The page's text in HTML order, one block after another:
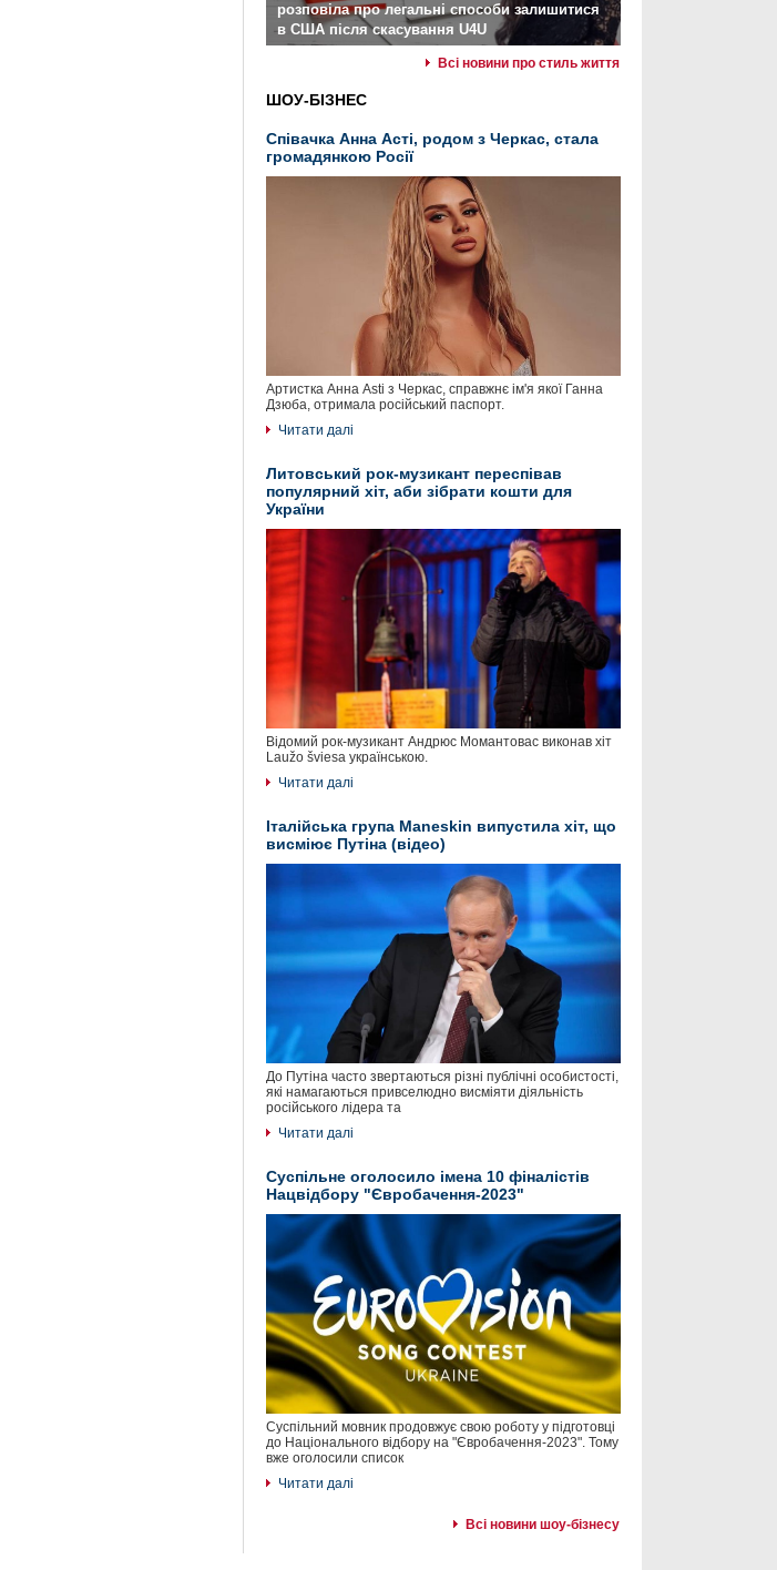
розповіла про легальні способи залишитися
в США після скасування U4U
Всі новини про стиль життя
ШОУ-БІЗНЕС
Співачка Анна Асті, родом з Черкас, стала
громадянкою Росії
Артистка Анна Asti з Черкас, справжнє ім'я якої Ганна
Дзюба, отримала російський паспорт.
Читати далі
Литовський рок-музикант переспівав
популярний хіт, аби зібрати кошти для
України
Відомий рок-музикант Андрюс Момантовас виконав хіт
Laužo šviesa українською.
Читати далі
Італійська група Maneskin випустила хіт, що
висміює Путіна (відео)
До Путіна часто звертаються різні публічні особистості,
які намагаються привселюдно висміяти діяльність
російського лідера та
Читати далі
Суспільне оголосило імена 10 фіналістів
Нацвідбору "Євробачення-2023"
Суспільний мовник продовжує свою роботу у підготовці
до Національного відбору на "Євробачення-2023". Тому
вже оголосили список
Читати далі
Всі новини шоу-бізнесу